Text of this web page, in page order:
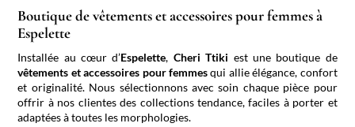
Boutique de vêtements et accessoires pour femmes à
Espelette
Installée au cœur d’Espelette, Cheri Ttiki est une boutique de
vêtements et accessoires pour femmesqui allie élégance, confort
et originalité. Nous sélectionnons avec soin chaque pièce pour
offrir à nos clientes des collections tendance, faciles à porter et
adaptées à toutes les morphologies.